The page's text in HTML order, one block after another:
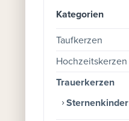
Kategorien
Taufkerzen
Hochzeitskerzen
Trauerkerzen
Sternenkinder